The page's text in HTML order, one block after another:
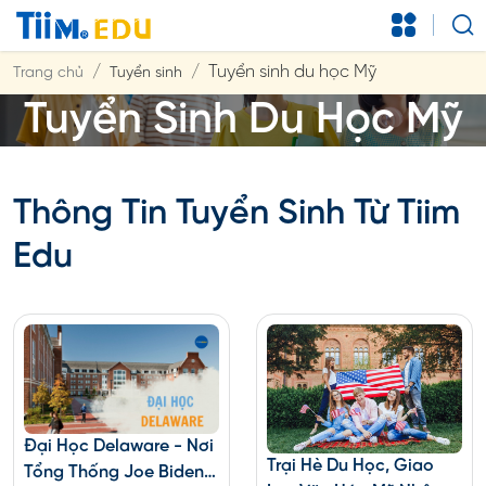
Trang chủ Tuyển sinh Tuyển sinh du học Mỹ
Tuyển Sinh Du Học Mỹ
Thông Tin Tuyển Sinh Từ Tiim
Edu
Đại Học Delaware - Nơi
Tổng Thống Joe Biden
Trại Hè Du Học, Giao